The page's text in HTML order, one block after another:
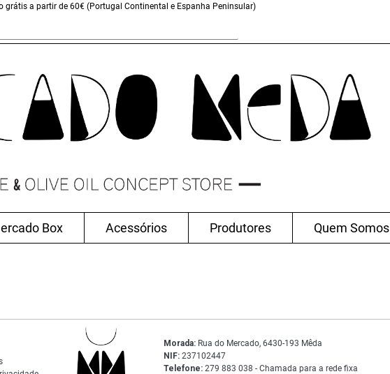
grátis a partir de 60€ (Portugal Continental e Espanha Peninsular)
Box Acessórios Produtores Quem Somos
Morada:Rua do Mercado, 6430-193 Mêda
NIF:237102447
Telefone:279 883 038 - Chamada para a rede fixa